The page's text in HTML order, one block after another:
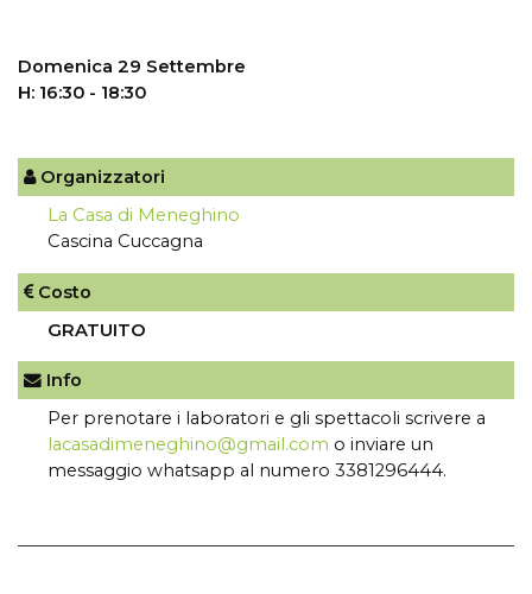
Domenica 29 Settembre
H: 16:30 - 18:30
Organizzatori
La Casa di Meneghino
Cascina Cuccagna
Costo
GRATUITO
Info
Per prenotare i laboratori e gli spettacoli scrivere a
lacasadimeneghino@gmail.com o inviare un
messaggio whatsapp al numero 3381296444.